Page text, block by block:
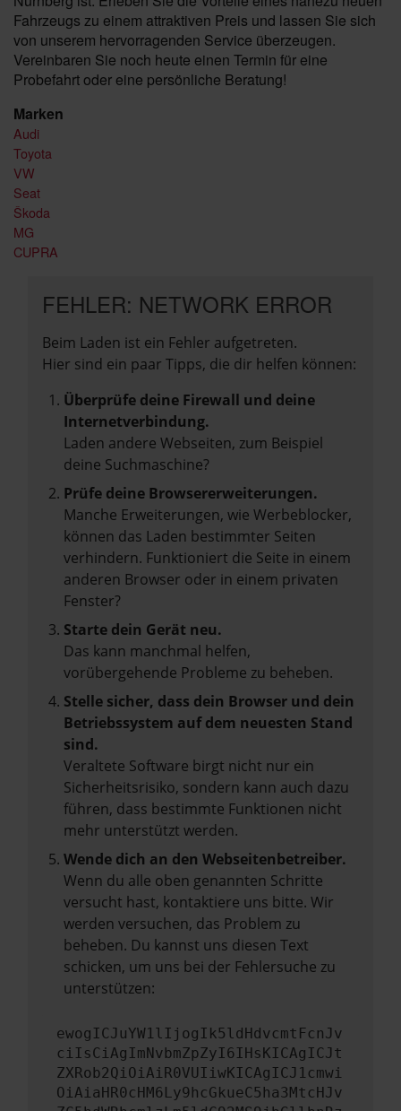
Fahrzeugs zu einem attraktiven Preis und lassen Sie sich
von unserem hervorragenden Service überzeugen.
Vereinbaren Sie noch heute einen Termin für eine
Probefahrt oder eine persönliche Beratung!
Marken
Audi
Toyota
VW
Seat
Škoda
MG
CUPRA
FEHLER: NETWORK ERROR
Beim Laden ist ein Fehler aufgetreten.
Hier sind ein paar Tipps, die dir helfen können:
Überprüfe deine Firewall und deine
Internetverbindung.
Laden andere Webseiten, zum Beispiel
deine Suchmaschine?
Prüfe deine Browsererweiterungen.
Manche Erweiterungen, wie Werbeblocker,
können das Laden bestimmter Seiten
verhindern. Funktioniert die Seite in einem
anderen Browser oder in einem privaten
Fenster?
Starte dein Gerät neu.
Das kann manchmal helfen,
vorübergehende Probleme zu beheben.
Stelle sicher, dass dein Browser und dein
Betriebssystem auf dem neuesten Stand
sind.
Veraltete Software birgt nicht nur ein
Sicherheitsrisiko, sondern kann auch dazu
führen, dass bestimmte Funktionen nicht
mehr unterstützt werden.
Wende dich an den Webseitenbetreiber.
Wenn du alle oben genannten Schritte
versucht hast, kontaktiere uns bitte. Wir
werden versuchen, das Problem zu
beheben. Du kannst uns diesen Text
schicken, um uns bei der Fehlersuche zu
unterstützen:
ewogICJuYW1lIjogIk5ldHdvcmtFcnJv
ciIsCiAgImNvbmZpZyI6IHsKICAgICJt
ZXRob2QiOiAiR0VUIiwKICAgICJ1cmwi
OiAiaHR0cHM6Ly9hcGkueC5ha3MtcHJv